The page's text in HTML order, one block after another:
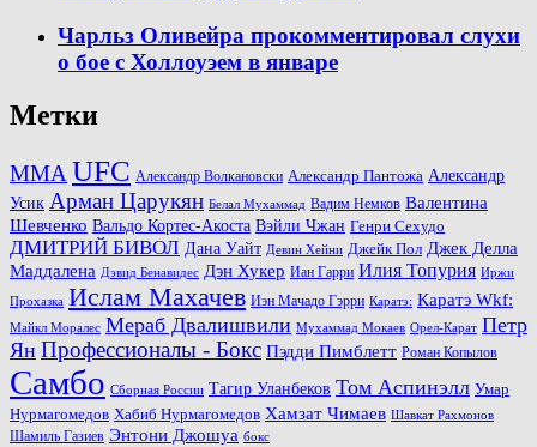
Чарльз Оливейра прокомментировал слухи
о бое с Холлоуэем в январе
Метки
MMAUFC Александр Волкановски Александр Пантожа Александр
Усик Арман Царукян Белал Мухаммад Вадим Немков Валентина
Шевченко Вальдо Кортес-Акоста Вэйли Чжан Генри Сехудо
ДМИТРИЙ БИВОЛ Дана Уайт Девин Хейни Джейк Пол Джек Делла
Маддалена Дэвид Бенавидес Дэн Хукер Иан Гарри Илия Топурия Иржи
Прохазка Ислам Махачев Иэн Мачадо Гэрри Каратэ: Каратэ Wkf:
Майкл Моралес Мераб Двалишвили Мухаммад Мокаев Орел-Карат Петр
Ян Профессионалы - Бокс Пэдди Пимблетт Роман Копылов
Самбо Сборная России Тагир Уланбеков Том Аспинэлл Умар
Нурмагомедов Хабиб Нурмагомедов Хамзат Чимаев Шавкат Рахмонов
Шамиль Газиев Энтони Джошуа бокс